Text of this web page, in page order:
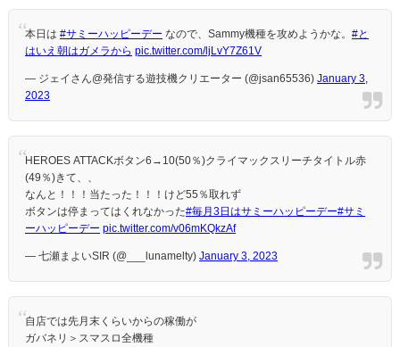
本日は #サミーハッピーデー なので、Sammy機種を攻めようかな。 #と
はいえ朝はガメラから pic.twitter.com/ljLvY7Z61V
— ジェイさん@発信する遊技機クリエーター (@jsan65536) January 3,
2023
HEROES ATTACKボタン6→10(50％)クライマックスリーチタイトル赤
(49％)きて、、
なんと！！！当たった！！！けど55％取れず
ボタンは停まってはくれなかった#毎月3日はサミーハッピーデー#サミ
ーハッピーデー pic.twitter.com/v06mKQkzAf
— 七瀬まよいSIR (@___lunamelty) January 3, 2023
自店では先月末くらいからの稼働が
ガバネリ＞スマスロ全機種